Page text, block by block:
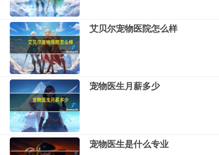
艾贝尔宠物医院怎么样
宠物医生月薪多少
宠物医生是什么专业